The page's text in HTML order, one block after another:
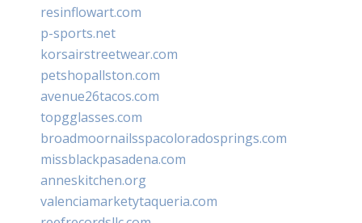
resinflowart.com
p-sports.net
korsairstreetwear.com
petshopallston.com
avenue26tacos.com
topgglasses.com
broadmoornailsspacoloradosprings.com
missblackpasadena.com
anneskitchen.org
valenciamarketytaqueria.com